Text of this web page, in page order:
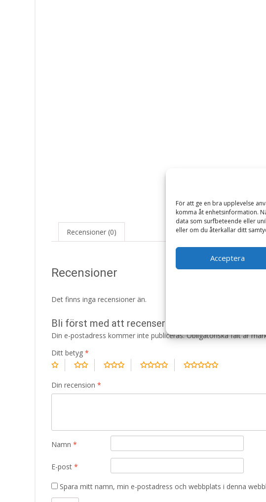
För att ge en bra upplevelse
komma åt enhetsinformation.
data som surfbeteende eller
eller om du återkallar ditt
Acceptera
Recensioner (0)
Recensioner
Det finns inga recensioner än.
Bli först med att recensera ”Grain Free Venison
Din e-postadress kommer inte publiceras. Obligatoriska fält är
Ditt betyg *
Din recension *
Namn *
E-post *
Spara mitt namn, min e-postadress och webbplats i denna